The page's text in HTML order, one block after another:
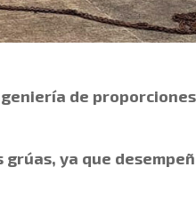
de
grúas, ya que